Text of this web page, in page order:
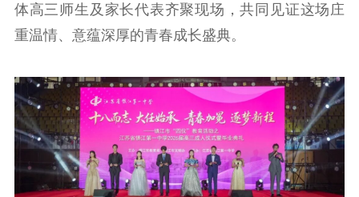
新闻宣传
记者之家
品牌栏目
文化文艺
精品生产 文化惠民
文化传承
文化交流
体制改革
文化产业
体高三师生及家长代表齐聚现场，共同见证这场庄
重温情、意蕴深厚的青春成长盛典。